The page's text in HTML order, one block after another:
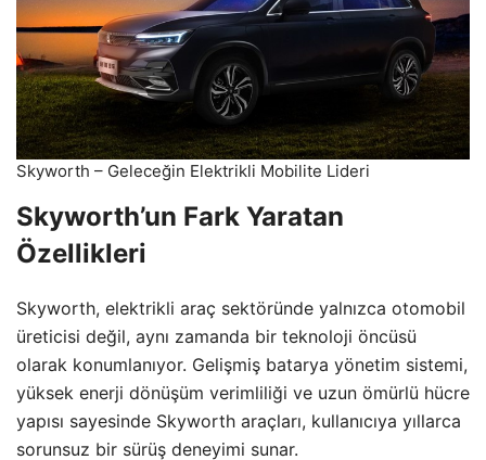
Skyworth – Geleceğin Elektrikli Mobilite Lideri
Skyworth’un Fark Yaratan
Özellikleri
Skyworth, elektrikli araç sektöründe yalnızca otomobil
üreticisi değil, aynı zamanda bir teknoloji öncüsü
olarak konumlanıyor. Gelişmiş batarya yönetim sistemi,
yüksek enerji dönüşüm verimliliği ve uzun ömürlü hücre
yapısı sayesinde Skyworth araçları, kullanıcıya yıllarca
sorunsuz bir sürüş deneyimi sunar.